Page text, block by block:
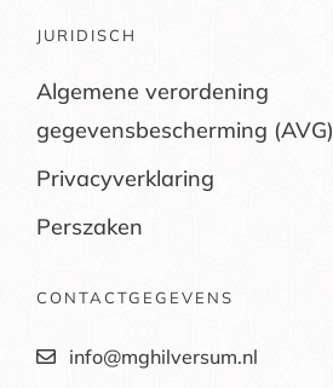
JURIDISCH
Algemene verordening
gegevensbescherming (AVG)
Privacyverklaring
Perszaken
CONTACTGEGEVENS
info@mghilversum.nl